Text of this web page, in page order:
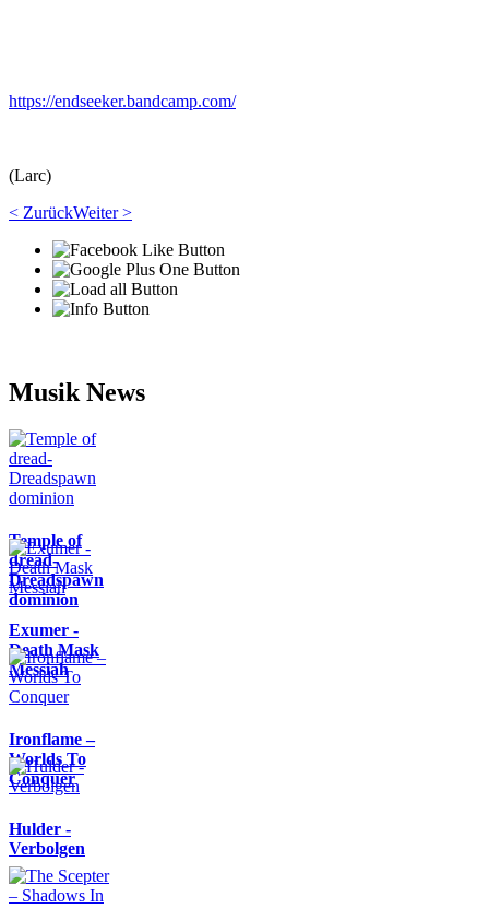
https://endseeker.bandcamp.com/
(Larc)
< ZurückWeiter >
Musik News
Temple of
dread-
Dreadspawn
dominion
Exumer -
Death Mask
Messiah
Ironflame –
Worlds To
Conquer
Hulder -
Verbolgen